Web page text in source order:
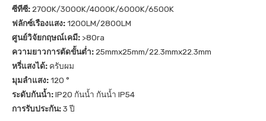
ซีทีซี: 2700K/3000K/4000K/6000K/6500K
ฟลักซ์เรืองแสง:1200LM/2800LM
ศูนย์วิจัยกฤษณ์เคมี: >80ra
ความยาวการตัดขั้นต่ำ: 25mmx25mm/22.3mmx22.3mm
หรี่แสงได้: ครับผม
มุมลำแสง:120 °
ระดับกันน้ำ:IP20 กันน้ำ กันน้ำ IP54
การรับประกัน:3 ปี